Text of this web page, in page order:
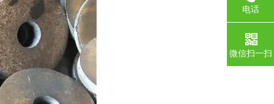
电话
微信扫一扫